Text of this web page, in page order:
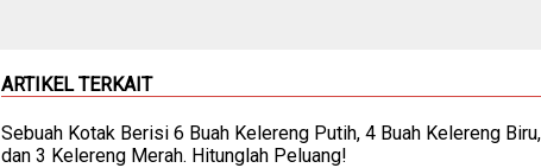
ARTIKEL TERKAIT
Sebuah Kotak Berisi 6 Buah Kelereng Putih, 4 Buah Kelereng Biru,
dan 3 Kelereng Merah. Hitunglah Peluang!